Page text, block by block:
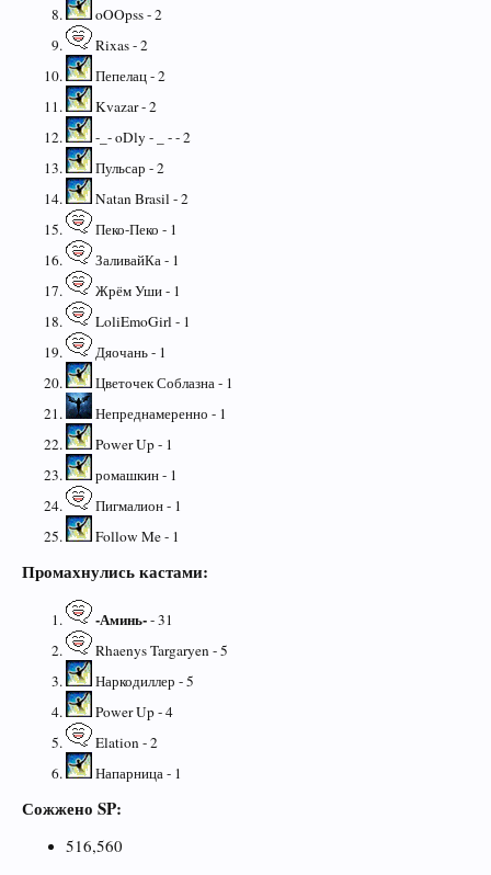
oOOpss - 2
Rixas - 2
Пепелац - 2
Kvazar - 2
-_- oDly - _ - - 2
Пульсар - 2
Natan Brasil - 2
Пеко-Пеко - 1
ЗаливайКа - 1
Жрём Уши - 1
LoliEmoGirl - 1
Дяочань - 1
Цветочек Соблазна - 1
Непреднамеренно - 1
Power Up - 1
ромашкин - 1
Пигмалион - 1
Follow Me - 1
Промахнулись кастами:
-Аминь-- 31
Rhaenys Targaryen - 5
Наркодиллер - 5
Power Up - 4
Elation - 2
Напарница - 1
Сожжено SP:
516,560